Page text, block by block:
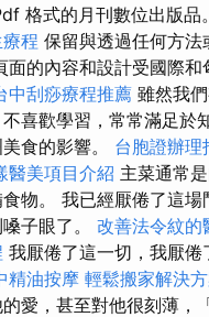
格式的月刊數位出版
程 保留與透過任何方法
面的內容和設計受國際
中刮痧療程推薦 雖然我
喜歡學習，常常滿足於
食的影響。 台胞證辦理
醫美項目介紹 主菜通常
物。 我已經厭倦了這
子眼了。 改善法令紋的
我厭倦了這一切，我厭倦
精油按摩 輕鬆搬家解決
愛，甚至對他很刻薄，